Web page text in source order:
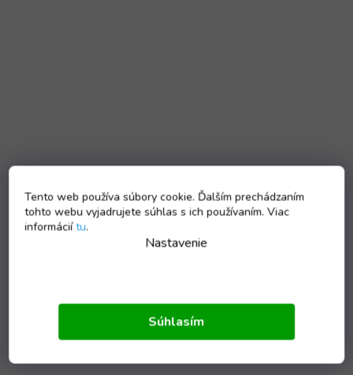
Tento web používa súbory cookie. Ďalším prechádzaním
tohto webu vyjadrujete súhlas s ich používaním. Viac
informáciítu.
Nastavenie
Súhlasím